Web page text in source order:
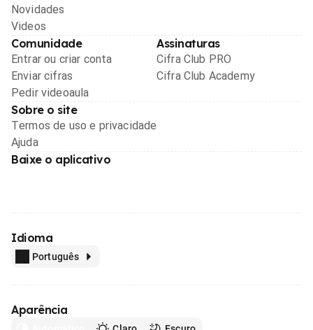
Novidades
Videos
Comunidade
Entrar ou criar conta
Enviar cifras
Pedir videoaula
Assinaturas
Cifra Club PRO
Cifra Club Academy
Sobre o site
Termos de uso e privacidade
Ajuda
Baixe o aplicativo
Idioma
Português
Aparência